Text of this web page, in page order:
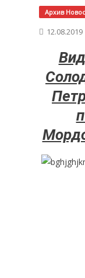
Архив
12.08.2019